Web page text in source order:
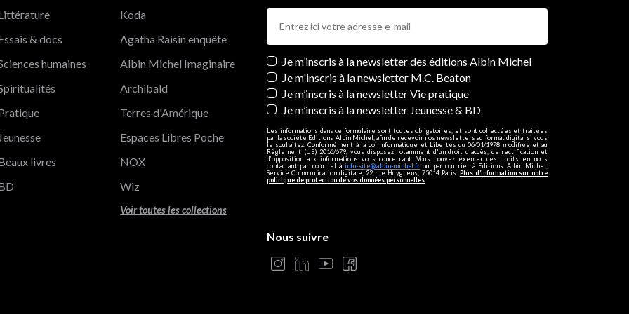
Newsletters
Je m’inscris à la newsletter des éditions Albin Michel
Je m'inscris à la newsletter M.C. Beaton
Je m’inscris à la newsletter Vie pratique
Je m’inscris à la newsletter Jeunesse & BD
Les informations dans ce formulaire sont toutes obligatoires, et sont collectées et traitées
par la société Editions Albin Michel, afin de recevoir nos newsletters au format digital si vous
le souhaitez. Conformément à la Loi Informatique et Libertés du 06/01/1978 modifiée et au
Règlement (UE) 2016/679, vous disposez notamment d'un droit d'accès, de rectification et
d’opposition aux informations vous concernant. Vous pouvez exercer ces droits en nous
contactant par courriel àinfo-site@albin-michel.fr ou par courrier à Editions Albin Michel,
Service Communication digitale, 22 rue Huyghens, 75014 Paris. Plus d’information sur notre
politique de protection de vos données personnelles
& docs
humaines
Jeunesse
livres
Koda
Agatha Raisin enquête
Albin Michel Imaginaire
Archibald
Terres d'Amérique
Espaces Libres Poche
NOX
Wiz
Voir toutes les collections
Nous suivre